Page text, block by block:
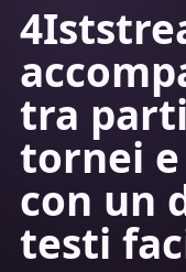
tra
tornei
con un
testi